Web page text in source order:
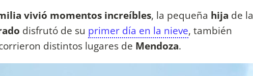
vivió momentos increíbles, la pequeña hija de la
disfrutó de su primer día en la nieve, también
distintos lugares de Mendoza.